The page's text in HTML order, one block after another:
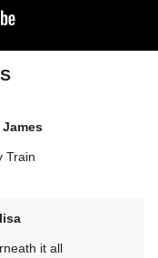
James
Train
it all